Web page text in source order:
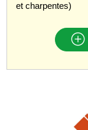
et charpentes)